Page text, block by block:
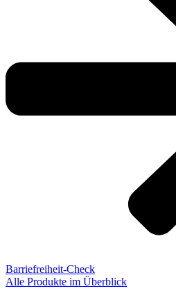
Barriefreiheit-Check
Alle Produkte im Überblick